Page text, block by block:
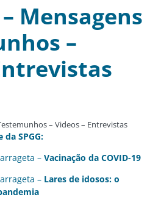
Mensagens
–
SPGG:
– Vacinação da COVID-19
– Lares de idosos: o